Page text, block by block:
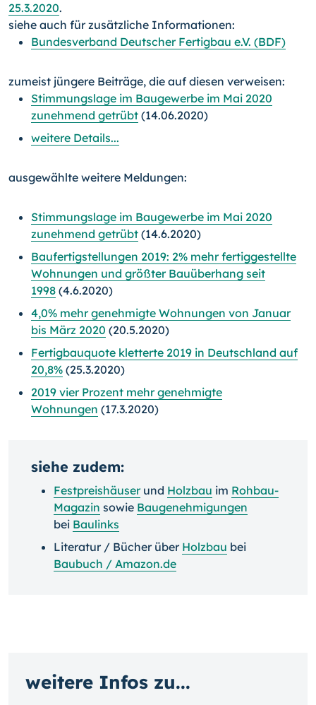
25.3.2020.
siehe auch für zusätzliche Informationen:
Bundesverband Deutscher Fertigbau e.V. (BDF)
zumeist jüngere Beiträge, die auf diesen verweisen:
Stimmungslage im Baugewerbe im Mai 2020
zunehmend getrübt (14.06.2020)
weitere Details...
ausgewählte weitere Meldungen:
Stimmungslage im Baugewerbe im Mai 2020
zunehmend getrübt (14.6.2020)
Baufertigstellungen 2019: 2% mehr fertiggestellte
Wohnungen und größter Bauüberhang seit
1998 (4.6.2020)
4,0% mehr genehmigte Wohnungen von Januar
bis März 2020 (20.5.2020)
Fertigbauquote kletterte 2019 in Deutschland auf
20,8% (25.3.2020)
2019 vier Prozent mehr genehmigte
Wohnungen (17.3.2020)
siehe zudem:
Festpreishäuserund Holzbau im Rohbau-
Magazin sowie Baugenehmigungen
bei Baulinks
Literatur / Bücher über Holzbau bei
Baubuch / Amazon.de
weitere Infos zu...